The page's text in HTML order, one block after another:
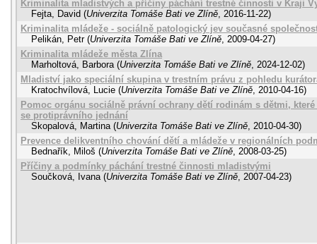
Kriminalita mladistvých a příčiny páchání trestné činnosti v Kraji
Fejta, David (Univerzita Tomáše Bati ve Zlíně, 2016-11-22)
Kriminalita mládeže - sociálně patologický jev současné
Pelikán, Petr (Univerzita Tomáše Bati ve Zlíně, 2009-04-27)
Kriminalita mládeže města Zlína
Marholtová, Barbora (Univerzita Tomáše Bati ve Zlíně, 2024-12-02)
Mladiství jako speciální skupina v trestním právu z pohledu
Kratochvílová, Lucie (Univerzita Tomáše Bati ve Zlíně, 2010-04-16)
Pomoc orgánu sociálně právní ochrany dětí rodinám s dětmi,
se protiprávního jednání
Skopalová, Martina (Univerzita Tomáše Bati ve Zlíně, 2010-04-30)
Prevence delikventního chování dětí a mládeže v regionálních
Bednařík, Miloš (Univerzita Tomáše Bati ve Zlíně, 2008-03-25)
Příčiny a podmínky páchání trestné činnosti mladistvými
Součková, Ivana (Univerzita Tomáše Bati ve Zlíně, 2007-04-23)